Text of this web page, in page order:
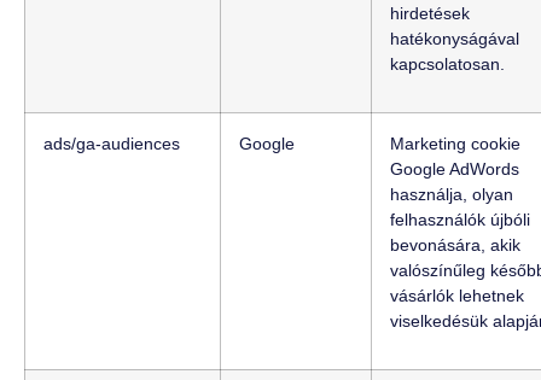
hirdetések
hatékonyságával
kapcsolatosan.
ads/ga-audiences Google
Marketing cookie
Google AdWords
használja, olyan
felhasználók újbóli
bevonására, akik
valószínűleg
vásárlók lehetnek
viselkedésük